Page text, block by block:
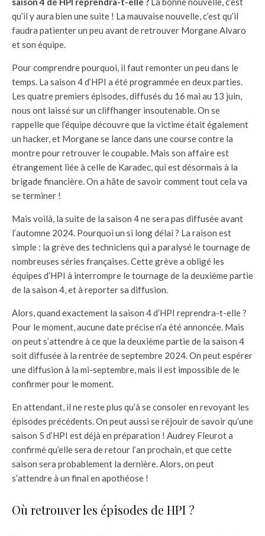
qu’il y aura bien une suite ! La mauvaise nouvelle, c’est qu’il
faudra patienter un peu avant de retrouver Morgane Alvaro
et son équipe.
Pour comprendre pourquoi, il faut remonter un peu dans le
temps. La saison 4 d’HPI a été programmée en deux parties.
Les quatre premiers épisodes, diffusés du 16 mai au 13 juin,
nous ont laissé sur un cliffhanger insoutenable. On se
rappelle que l’équipe découvre que la victime était également
un hacker, et Morgane se lance dans une course contre la
montre pour retrouver le coupable. Mais son affaire est
étrangement liée à celle de Karadec, qui est désormais à la
brigade financière. On a hâte de savoir comment tout cela va
se terminer !
Mais voilà, la suite de la saison 4 ne sera pas diffusée avant
l’automne 2024. Pourquoi un si long délai ? La raison est
simple : la grève des techniciens qui a paralysé le tournage de
nombreuses séries françaises. Cette grève a obligé les
équipes d’HPI à interrompre le tournage de la deuxième partie
de la saison 4, et à reporter sa diffusion.
Alors, quand exactement la saison 4 d’HPI reprendra-t-elle ?
Pour le moment, aucune date précise n’a été annoncée. Mais
on peut s’attendre à ce que la deuxième partie de la saison 4
soit diffusée à la rentrée de septembre 2024. On peut espérer
une diffusion à la mi-septembre, mais il est impossible de le
confirmer pour le moment.
En attendant, il ne reste plus qu’à se consoler en revoyant les
épisodes précédents. On peut aussi se réjouir de savoir qu’une
saison 5 d’HPI est déjà en préparation ! Audrey Fleurot a
confirmé qu’elle sera de retour l’an prochain, et que cette
saison sera probablement la dernière. Alors, on peut
s’attendre à un final en apothéose !
Où retrouver les épisodes de HPI ?